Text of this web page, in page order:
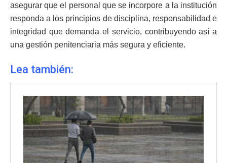
asegurar que el personal que se incorpore a la institución
responda a los principios de disciplina, responsabilidad e
integridad que demanda el servicio, contribuyendo así a
una gestión penitenciaria más segura y eficiente.
Lea también: